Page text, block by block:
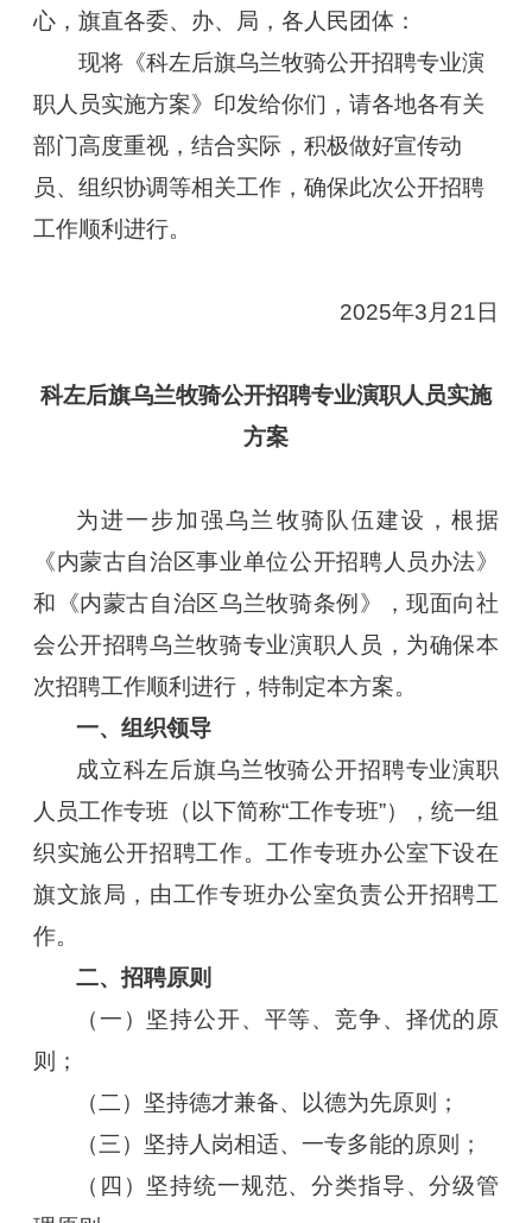
心，旗直各委、办、局，各人民团体：
现将《科左后旗乌兰牧骑公开招聘专业演
职人员实施方案》印发给你们，请各地各有关
部门高度重视，结合实际，积极做好宣传动
员、组织协调等相关工作，确保此次公开招聘
工作顺利进行。
2025年3月21日
科左后旗乌兰牧骑公开招聘专业演职人员实施
方案
为进一步加强乌兰牧骑队伍建设，根据
《内蒙古自治区事业单位公开招聘人员办法》
和《内蒙古自治区乌兰牧骑条例》，现面向社
会公开招聘乌兰牧骑专业演职人员，为确保本
次招聘工作顺利进行，特制定本方案。
一、组织领导
成立科左后旗乌兰牧骑公开招聘专业演职
人员工作专班（以下简称“工作专班”），统一组
织实施公开招聘工作。工作专班办公室下设在
旗文旅局，由工作专班办公室负责公开招聘工
作。
二、招聘原则
（一）坚持公开、平等、竞争、择优的原
则；
（二）坚持德才兼备、以德为先原则；
（三）坚持人岗相适、一专多能的原则；
（四）坚持统一规范、分类指导、分级管